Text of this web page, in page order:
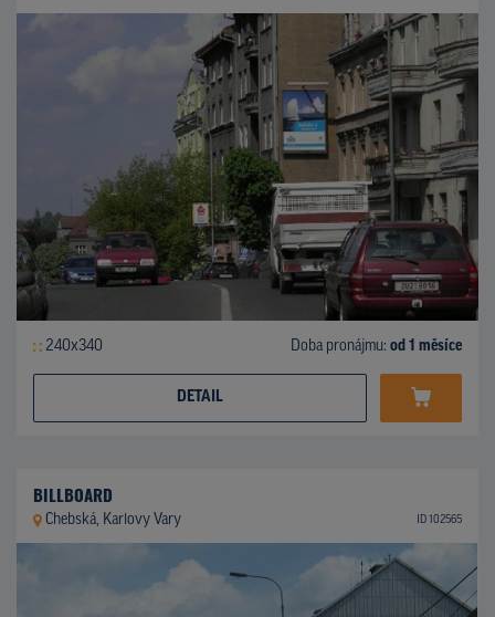
240x340 Doba pronájmu: od 1 měsíce
DETAIL
BILLBOARD
Chebská, Karlovy Vary ID 102565